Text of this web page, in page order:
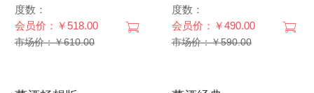
度数：
会员价：￥518.00
市场价：￥610.00
度数：
会员价：￥490.00
市场价：￥590.00